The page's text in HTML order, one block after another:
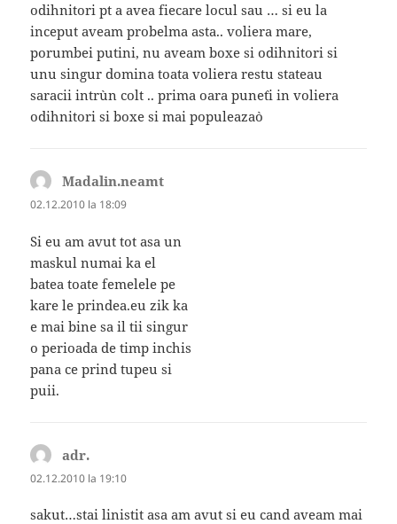
odihnitori pt a avea fiecare locul sau … si eu la
inceput aveam probelma asta.. voliera mare,
porumbei putini, nu aveam boxe si odihnitori si
unu singur domina toata voliera restu stateau
saracii intr`un colt .. prima oara pune`ti in voliera
odihnitori si boxe si mai populeaza`o
Madalin.neamt
02.12.2010 la 18:09
Si eu am avut tot asa un
maskul numai ka el
batea toate femelele pe
kare le prindea.eu zik ka
e mai bine sa il tii singur
o perioada de timp inchis
pana ce prind tupeu si
puii.
adr.
02.12.2010 la 19:10
sakut…stai linistit asa am avut si eu cand aveam mai